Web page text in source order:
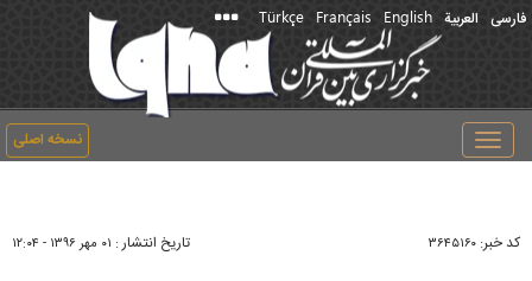
فارسی العربیة English
Français
Türkçe
نسخه اصلی
Toggle
navigation
کد خبر: ۳۶۴۵۱۶۰ تاریخ انتشار : ۰۱ مهر ۱۳۹۶ - ۱۲:۰۴